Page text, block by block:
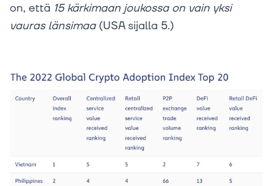
on, että 15 kärkimaan joukossa on vain yksi
vauras länsimaa(USA sijalla 5.)